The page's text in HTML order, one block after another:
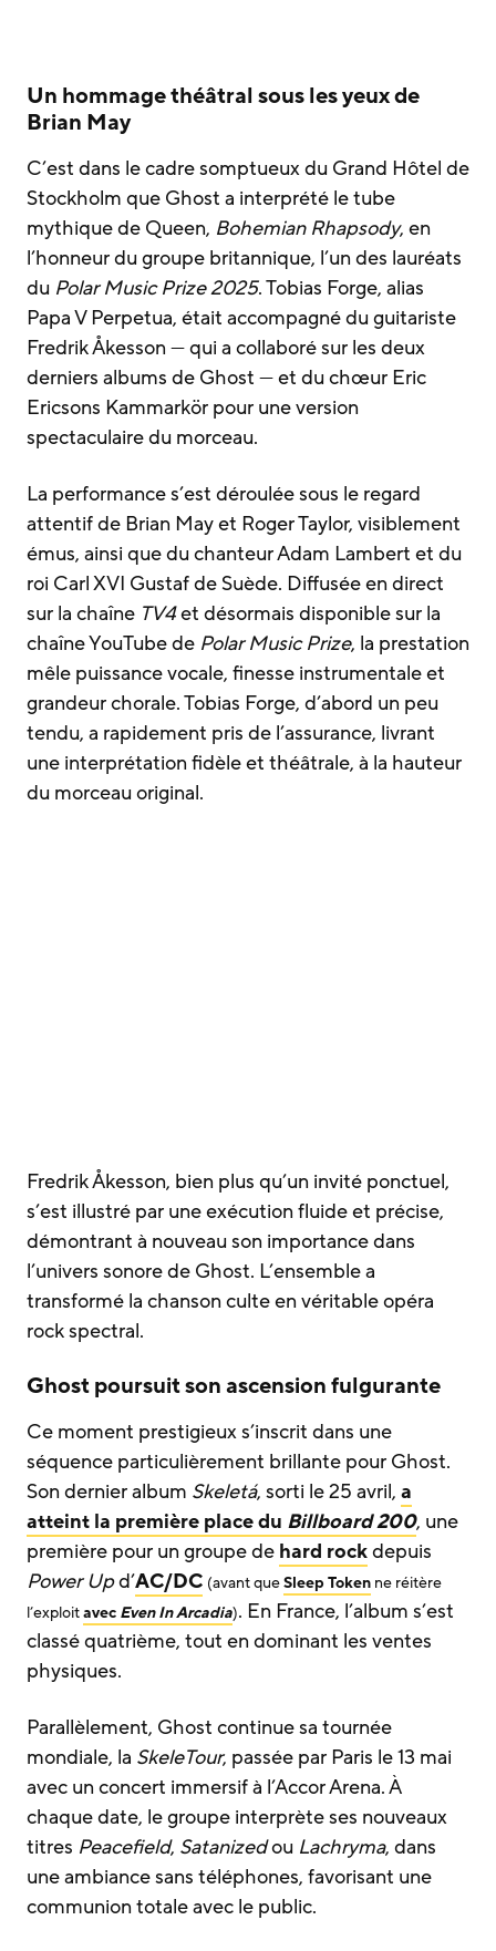
Un hommage théâtral sous les yeux de
Brian May
C’est dans le cadre somptueux du Grand Hôtel de
Stockholm que Ghost a interprété le tube
mythique de Queen, Bohemian Rhapsody, en
l’honneur du groupe britannique, l’un des lauréats
du Polar Music Prize 2025. Tobias Forge, alias
Papa V Perpetua, était accompagné du guitariste
Fredrik Åkesson — qui a collaboré sur les deux
derniers albums de Ghost — et du chœur Eric
Ericsons Kammarkör pour une version
spectaculaire du morceau.
La performance s’est déroulée sous le regard
attentif de Brian May et Roger Taylor, visiblement
émus, ainsi que du chanteur Adam Lambert et du
roi Carl XVI Gustaf de Suède. Diffusée en direct
sur la chaîne TV4et désormais disponible sur la
chaîne YouTube de Polar Music Prize, la prestation
mêle puissance vocale, finesse instrumentale et
grandeur chorale. Tobias Forge, d’abord un peu
tendu, a rapidement pris de l’assurance, livrant
une interprétation fidèle et théâtrale, à la hauteur
du morceau original.
Fredrik Åkesson, bien plus qu’un invité ponctuel,
s’est illustré par une exécution fluide et précise,
démontrant à nouveau son importance dans
l’univers sonore de Ghost. L’ensemble a
transformé la chanson culte en véritable opéra
rock spectral.
Ghost poursuit son ascension fulgurante
Ce moment prestigieux s’inscrit dans une
séquence particulièrement brillante pour Ghost.
Son dernier album Skeletá, sorti le 25 avril, a
atteint la première place du Billboard 200, une
première pour un groupe de hard rockdepuis
Power Upd’AC/DC (avant queSleep Token ne réitère
l’exploitavec Even In Arcadia). En France, l’album s’est
classé quatrième, tout en dominant les ventes
physiques.
Parallèlement, Ghost continue sa tournée
mondiale, la SkeleTour, passée par Paris le 13 mai
avec un concert immersif à l’Accor Arena. À
chaque date, le groupe interprète ses nouveaux
titres Peacefield, Satanizedou Lachryma, dans
une ambiance sans téléphones, favorisant une
communion totale avec le public.